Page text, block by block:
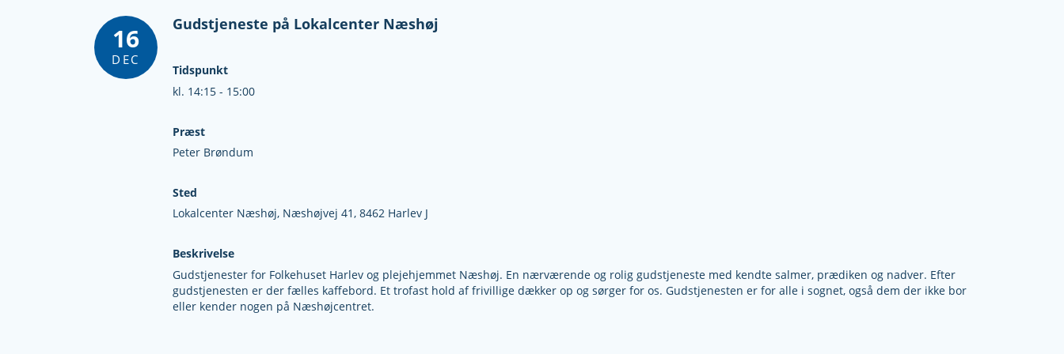
16
DEC
Gudstjeneste på Lokalcenter Næshøj
Tidspunkt
kl. 14:15 - 15:00
Præst
Peter Brøndum
Sted
Lokalcenter Næshøj, Næshøjvej 41, 8462 Harlev J
Beskrivelse
Gudstjenester for Folkehuset Harlev og plejehjemmet Næshøj. En nærværende og rolig gudstjeneste med kendte salmer, prædiken og nadver. Efter
gudstjenesten er der fælles kaffebord. Et trofast hold af frivillige dækker op og sørger for os. Gudstjenesten er for alle i sognet, også dem der ikke bor
eller kender nogen på Næshøjcentret.